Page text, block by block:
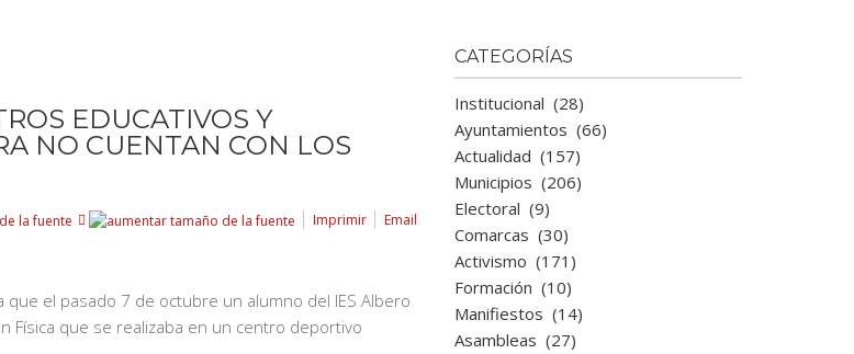
EDUCATIVOS Y
NO CUENTAN CON LOS
Imprimir Email
el pasado 7 de octubre un alumno del IES Albero
Física que se realizaba en un centro deportivo
CATEGORÍAS
Institucional (28)
Ayuntamientos (66)
Actualidad (157)
Municipios (206)
Electoral (9)
Comarcas (30)
Activismo (171)
Formación (10)
Manifiestos (14)
Asambleas (27)